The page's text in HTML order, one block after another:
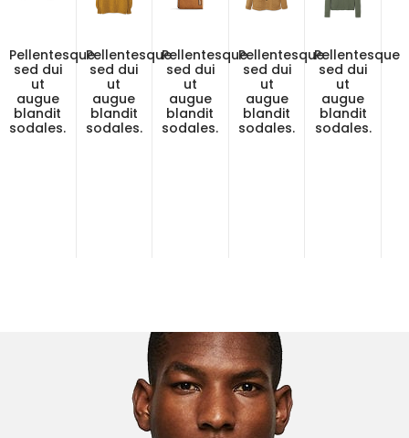
Pellentesque
sed dui
ut
augue
blandit
sodales.
Pellentesque
sed dui
ut
augue
blandit
sodales.
Pellentesque
sed dui
ut
augue
blandit
sodales.
Pellentesque
sed dui
ut
augue
blandit
sodales.
Pellentesque
sed dui
ut
augue
blandit
sodales.